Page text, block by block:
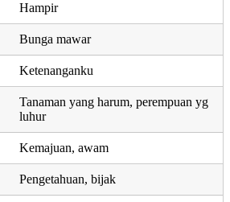
Hampir
Bunga mawar
Ketenanganku
Tanaman yang harum, perempuan yg
luhur
Kemajuan, awam
Pengetahuan, bijak